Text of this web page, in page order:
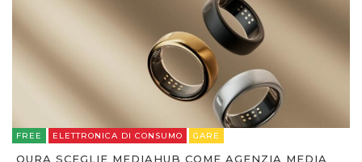
FREE ELETTRONICA DI CONSUMO GARE
OURA SCEGLIE MEDIAHUB COME AGENZIA MEDIA